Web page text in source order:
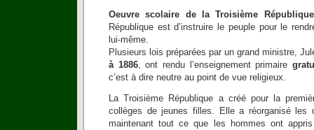
Oeuvre scolaire de la Troisième République
République est d’instruire le peuple pour le
lui-même.
Plusieurs lois préparées par un grand ministre,
à 1886, ont rendu l’enseignement primaire
c’est à dire neutre au point de vue religieux.
La Troisième République a créé pour la
collèges de jeunes filles. Elle a réorganisé les
maintenant tout ce que les hommes ont